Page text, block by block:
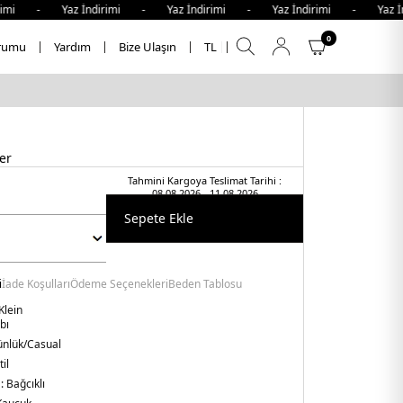
Yaz İndirimi - Yaz İndirimi - Yaz İndirimi -
Yardım Bize Ulaşın TL
0
Tahmini Kargoya Teslimat Tarihi :
08.08.2026 - 11.08.2026
Sepete Ekle
İade KoşullarıÖdeme SeçenekleriBeden Tablosu
Casual
Bağcıklı